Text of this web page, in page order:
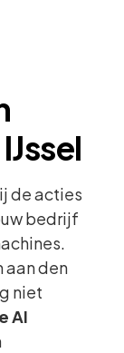
de acties
bedrijf
aan den
niet
AI